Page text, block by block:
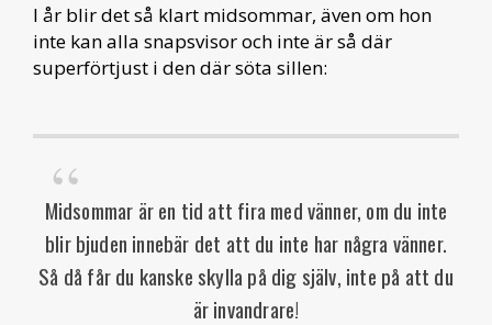
I år blir det så klart midsommar, även om hon
inte kan alla snapsvisor och inte är så där
superförtjust i den där söta sillen:
Midsommar är en tid att fira med vänner, om du inte
blir bjuden innebär det att du inte har några vänner.
Så då får du kanske skylla på dig själv, inte på att du
är invandrare!